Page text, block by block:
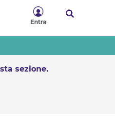
Entra
sezione.